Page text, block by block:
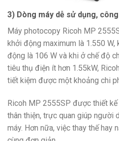
3) Dòng máy dễ sử dụng,
Máy photocopy Ricoh MP
khởi động maximum là 1.550
động là 106 W và khi ở chế độ
tiêu thụ điện ít hơn 1.55kW,
tiết kiệm được một khoảng chi
Ricoh MP 2555SP được thiết
thân thiện, trực quan giúp người
máy. Hơn nữa, việc thay thế hay